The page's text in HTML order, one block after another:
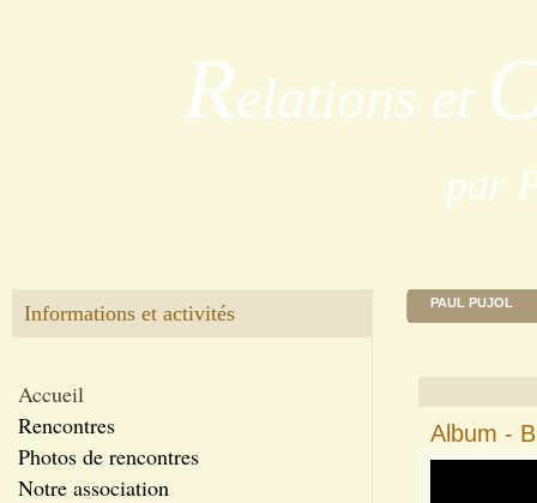
Relations et
par
Informations et activités
Accueil
Rencontres
Photos de rencontres
Notre association
PAUL PUJOL
Album -